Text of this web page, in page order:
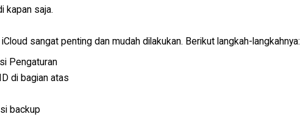
kapan saja.
sangat penting dan mudah dilakukan. Berikut langkah-langkahnya:
Pengaturan
di bagian atas
backup